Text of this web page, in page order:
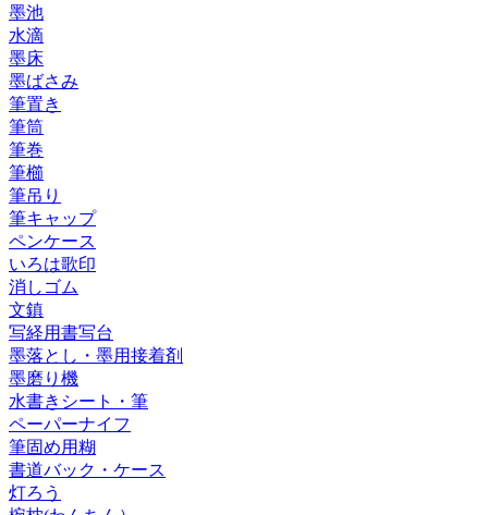
墨池
水滴
墨床
墨ばさみ
筆置き
筆筒
筆巻
筆櫛
筆吊り
筆キャップ
ペンケース
いろは歌印
消しゴム
文鎮
写経用書写台
墨落とし・墨用接着剤
墨磨り機
水書きシート・筆
ペーパーナイフ
筆固め用糊
書道バック・ケース
灯ろう